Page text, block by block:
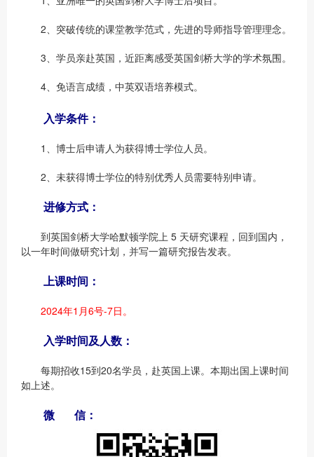
2、突破传统的课堂教学范式，先进的导师指导管理理念。
3、学员亲赴英国，近距离感受英国剑桥大学的学术氛围。
4、免语言成绩，中英双语培养模式。
入学条件：
1、博士后申请人为获得博士学位人员。
2、未获得博士学位的特别优秀人员需要特别申请。
进修方式：
到英国剑桥大学哈默顿学院上 5 天研究课程，回到国内，
以一年时间做研究计划，并写一篇研究报告发表。
上课时间：
2024年1月6号-7日。
入学时间及人数：
每期招收15到20名学员，赴英国上课。本期出国上课时间
如上述。
微 信：